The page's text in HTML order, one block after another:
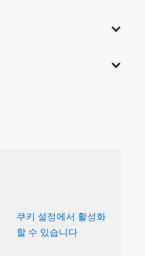
쿠키 설정에서 활성화
할 수 있습니다